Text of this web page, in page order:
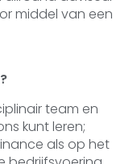
middel van een
team en
kunt leren;
als op het